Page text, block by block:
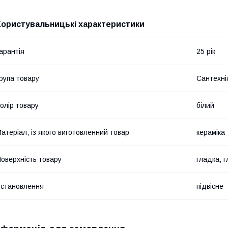
характеристики
25 рік
товару
товару білий
із якого виготовленний товар кераміка
товару гладка,
підвісне